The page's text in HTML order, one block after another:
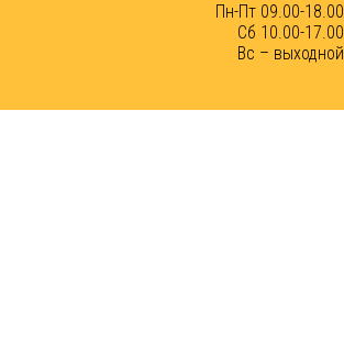
Пн-Пт 09.00-18.00
Сб 10.00-17.00
Вс – выходной